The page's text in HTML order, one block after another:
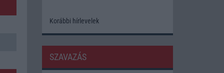
Korábbi hírlevelek
SZAVAZÁS